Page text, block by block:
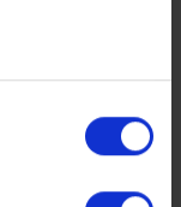
till flera meter